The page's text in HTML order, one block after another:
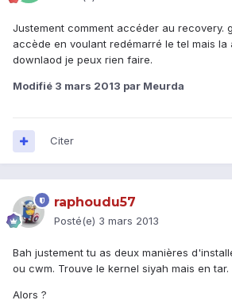
Justement comment accéder au recovery.
accède en voulant redémarré le tel mais la
downlaod je peux rien faire.
Modifié 3 mars 2013 par Meurda
Citer
raphoudu57
Posté(e) 3 mars 2013
Bah justement tu as deux manières
ou cwm. Trouve le kernel siyah mais en tar.
Alors ?